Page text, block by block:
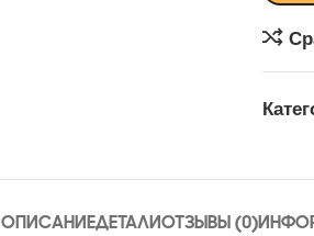
ОПИСАНИЕДЕТАЛИОТЗЫВЫ (0)